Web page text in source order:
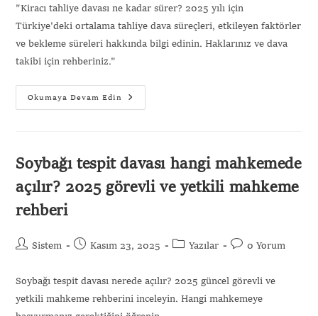
"Kiracı tahliye davası ne kadar sürer? 2025 yılı için
Türkiye'deki ortalama tahliye dava süreçleri, etkileyen faktörler
ve bekleme süreleri hakkında bilgi edinin. Haklarınız ve dava
takibi için rehberiniz."
Okumaya Devam Edin
Soybağı tespit davası hangi mahkemede
açılır? 2025 görevli ve yetkili mahkeme
rehberi
Sistem Kasım 23, 2025 Yazılar 0 Yorum
Soybağı tespit davası nerede açılır? 2025 güncel görevli ve
yetkili mahkeme rehberini inceleyin. Hangi mahkemeye